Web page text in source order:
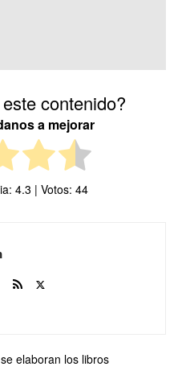
contenido?
a mejorar
4.3 | Votos: 44
elaboran los libros